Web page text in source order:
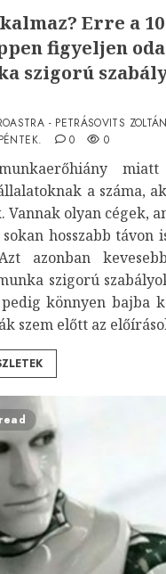
Erre a
figyeljen
szigorú
- PETRÁSOVITS ZOLTÁN
0 0
a száma,
Vannak olyan cégek,
hosszabb távon
azonban
szigorú
könnyen bajba
szem előtt az